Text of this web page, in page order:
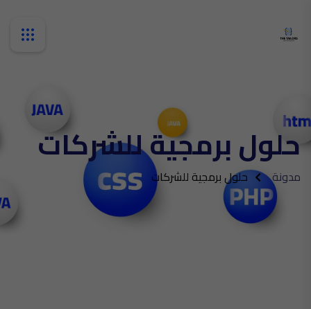
حلول برمجية للشركات
مدونة حلول برمجية للشركات